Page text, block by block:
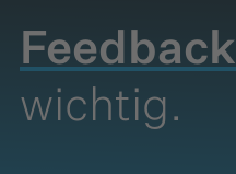
Feedback
wichtig.